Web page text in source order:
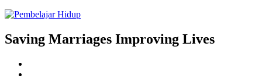
Saving Marriages Improving Lives